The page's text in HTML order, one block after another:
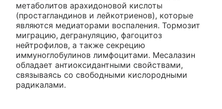
метаболитов арахидоновой кислоты
(простагландинов и лейкотриенов), которые
являются медиаторами воспаления. Тормозит
миграцию, дегрануляцию, фагоцитоз
нейтрофилов, а также секрецию
иммуноглобулинов лимфоцитами. Месалазин
обладает антиоксидантными свойствами,
связываясь со свободными кислородными
радикалами.